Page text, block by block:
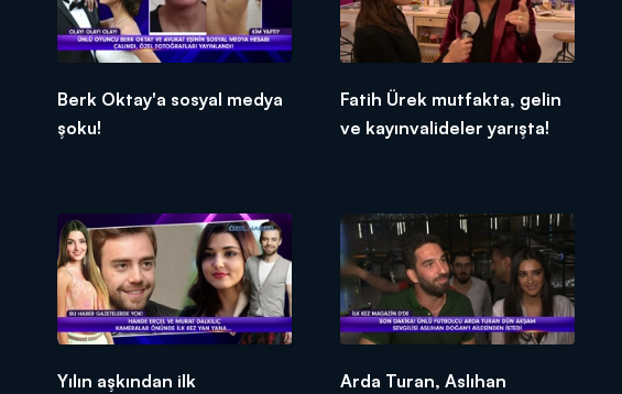
Berk Oktay'a sosyal medya
şoku!
Fatih Ürek mutfakta, gelin
ve kayınvalideler yarışta!
Yılın aşkından ilk
Arda Turan, Aslıhan